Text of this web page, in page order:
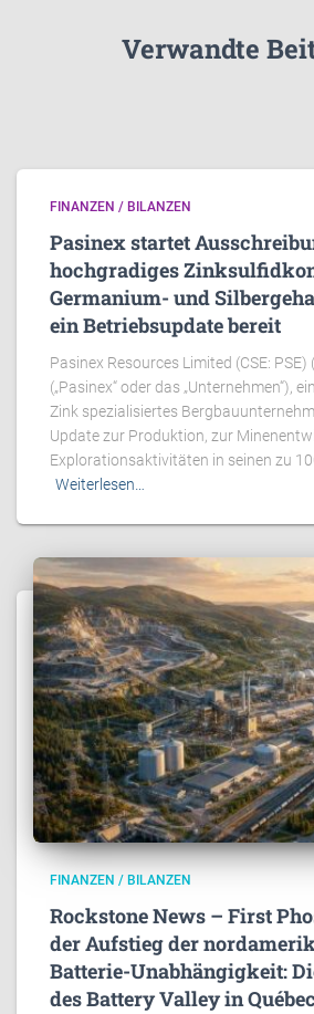
Verwandte
FINANZEN / BILANZEN
Pasinex startet
hochgradiges
Germanium- und
ein Betriebsupdate bereit
Pasinex Resources Limited (CSE: PSE)
(„Pasinex“ oder das „Unternehmen“),
Zink spezialisiertes
Update zur Produktion, zur
Explorationsaktivitäten in seinen zu
Weiterlesen…
FINANZEN / BILANZEN
Rockstone News – First
der Aufstieg der
Batterie-Unabhängigkeit:
des Battery Valley in Québec